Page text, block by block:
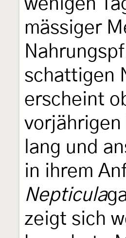
wenigen
mässiger
schattigen
erscheint
lang und
in ihrem
Nepticula
zeigt sich